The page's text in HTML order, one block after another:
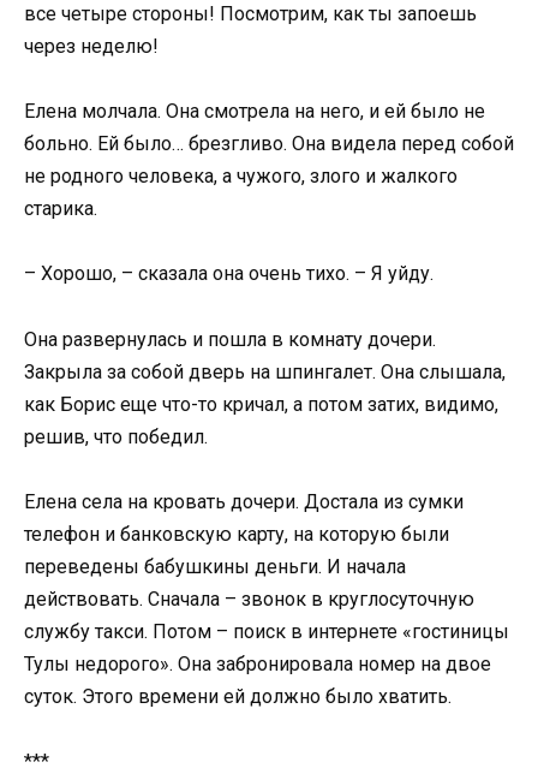
все четыре стороны! Посмотрим, как ты запоешь
через неделю!
Елена молчала. Она смотрела на него, и ей было не
больно. Ей было… брезгливо. Она видела перед собой
не родного человека, а чужого, злого и жалкого
старика.
– Хорошо, – сказала она очень тихо. – Я уйду.
Она развернулась и пошла в комнату дочери.
Закрыла за собой дверь на шпингалет. Она слышала,
как Борис еще что-то кричал, а потом затих, видимо,
решив, что победил.
Елена села на кровать дочери. Достала из сумки
телефон и банковскую карту, на которую были
переведены бабушкины деньги. И начала
действовать. Сначала – звонок в круглосуточную
службу такси. Потом – поиск в интернете «гостиницы
Тулы недорого». Она забронировала номер на двое
суток. Этого времени ей должно было хватить.
***